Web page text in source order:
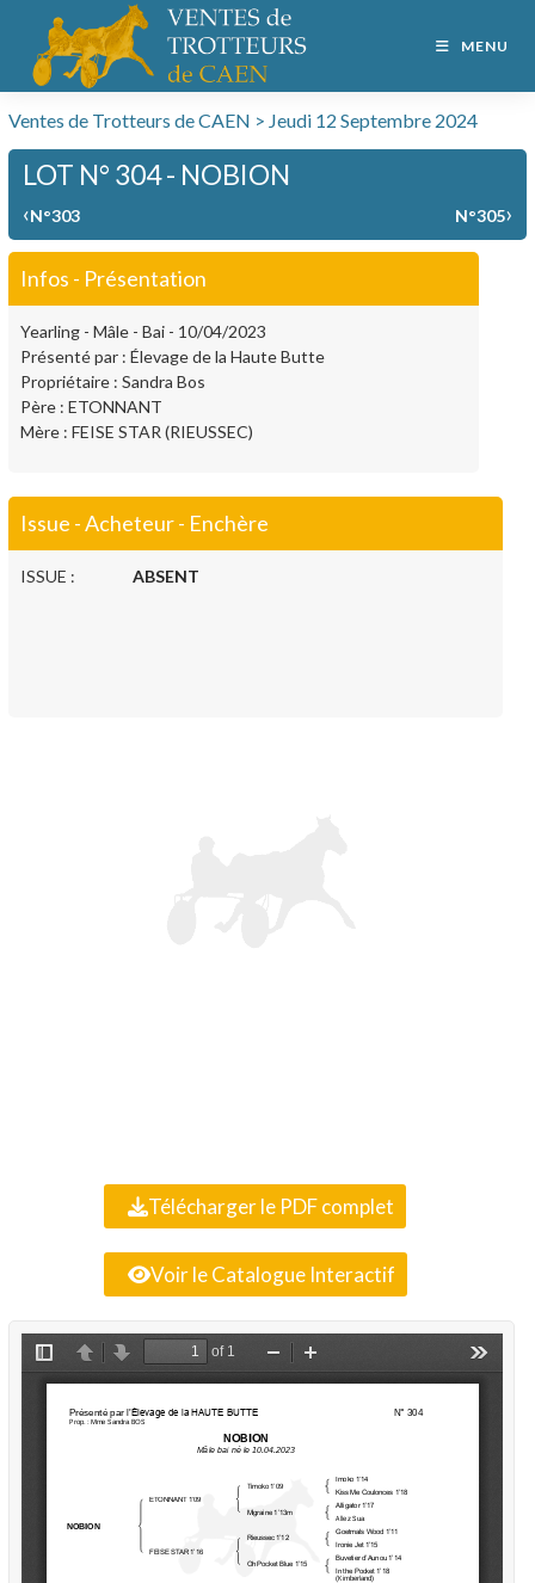
MENU
Ventes de Trotteurs de CAEN > Jeudi 12 Septembre 2024
LOT N° 304 - NOBION
‹N°303 N°305›
Infos - Présentation
Yearling - Mâle - Bai - 10/04/2023
Présenté par : Élevage de la Haute Butte
Propriétaire : Sandra Bos
Père : ETONNANT
Mère : FEISE STAR (RIEUSSEC)
Issue - Acheteur - Enchère
ISSUE : ABSENT
Télécharger le PDF complet
Voir le Catalogue Interactif